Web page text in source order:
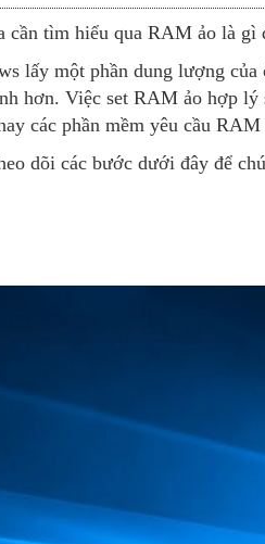
tìm hiểu qua RAM ảo là gì
một phần dung lượng của
hơn. Việc set RAM ảo hợp lý
các phần mềm yêu cầu RAM
dõi các bước dưới đây để